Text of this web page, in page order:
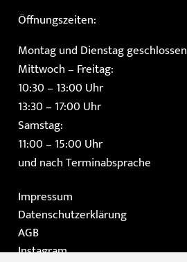
Öffnungszeiten:
Montag und Dienstag geschlossen
Mittwoch – Freitag:
10:30 – 13:00 Uhr
13:30 – 17:00 Uhr
Samstag:
11:00 – 15:00 Uhr
und nach Terminabsprache
Impressum
Datenschutzerklärung
AGB
Instagram